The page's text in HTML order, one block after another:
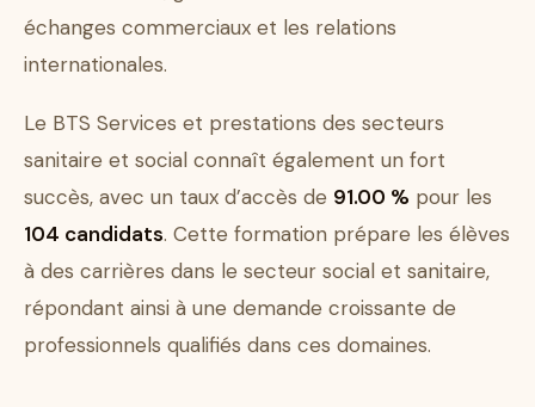
échanges commerciaux et les relations
internationales.
Le BTS Services et prestations des secteurs
sanitaire et social connaît également un fort
succès, avec un taux d’accès de 91.00 % pour les
104 candidats. Cette formation prépare les élèves
à des carrières dans le secteur social et sanitaire,
répondant ainsi à une demande croissante de
professionnels qualifiés dans ces domaines.